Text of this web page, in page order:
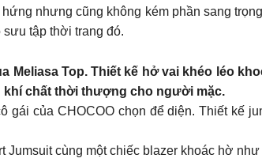
nhưng cũng không kém phần sang
sưu tập thời trang đó.
Meliasa Top. Thiết kế hở vai khéo léo
khí chất thời thượng cho người mặc.
của CHOCOO chọn để diện. Thiết kế
cùng một chiếc blazer khoác hờ